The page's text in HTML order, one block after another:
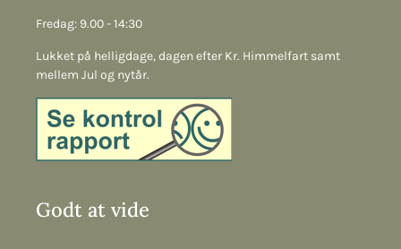
Fredag: 9.00 - 14:30
Lukket på helligdage, dagen efter Kr. Himmelfart samt
mellem Jul og nytår.
Godt at vide